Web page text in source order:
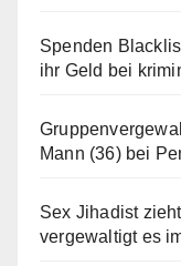
Spenden
ihr Geld bei
Mann (36) bei
Sex Jihadist
vergewaltigt es